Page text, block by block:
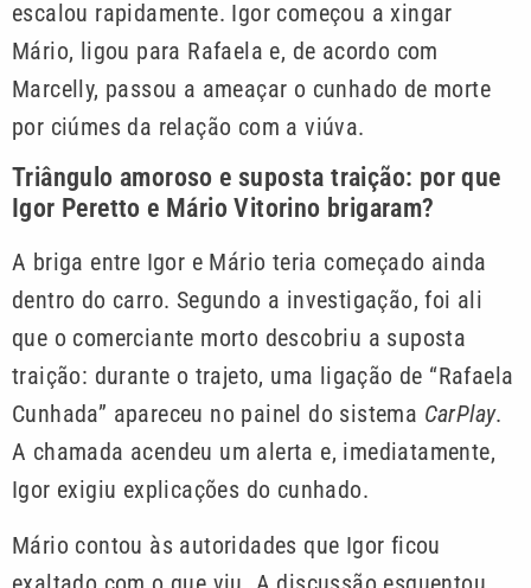
escalou rapidamente. Igor começou a xingar
Mário, ligou para Rafaela e, de acordo com
Marcelly, passou a ameaçar o cunhado de morte
por ciúmes da relação com a viúva.
Triângulo amoroso e suposta traição: por que
Igor Peretto e Mário Vitorino brigaram?
A briga entre Igor e Mário teria começado ainda
dentro do carro. Segundo a investigação, foi ali
que o comerciante morto descobriu a suposta
traição: durante o trajeto, uma ligação de “Rafaela
Cunhada” apareceu no painel do sistema CarPlay.
A chamada acendeu um alerta e, imediatamente,
Igor exigiu explicações do cunhado.
Mário contou às autoridades que Igor ficou